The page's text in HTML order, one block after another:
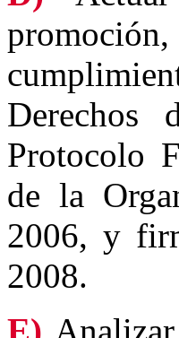
Derechos
Protocolo
de la
2006, y
2008.
E)